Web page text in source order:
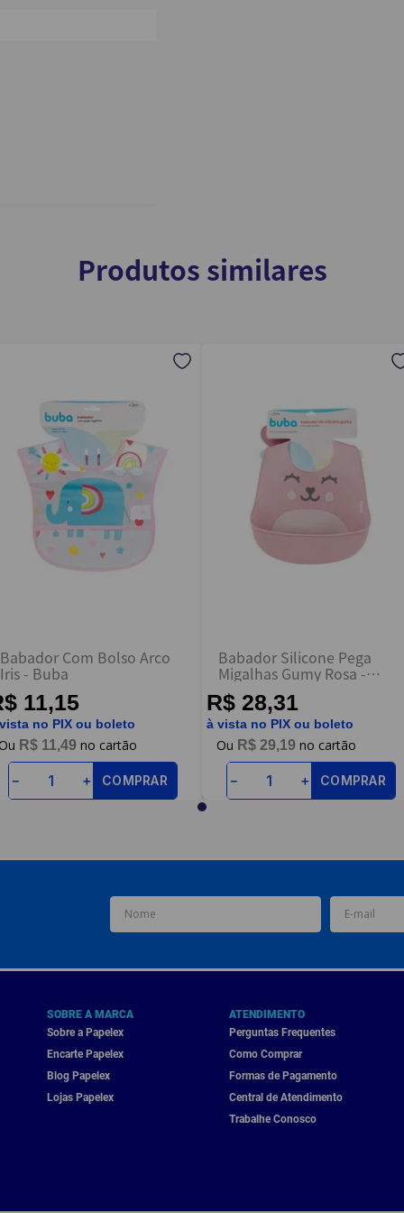
Produtos similares
Babador Com Bolso Arco
Iris - Buba
11,15
no PIX ou boleto
R$ 11,49
＋
－ COMPRAR
Babador Silicone Pega
Migalhas Gumy Rosa -
Buba
R$ 28,31
à vista no PIX ou boleto
R$ 29,19
＋
－ COMPRAR
SOBRE A MARCA
Sobre a Papelex
Encarte Papelex
Blog Papelex
Lojas Papelex
ATENDIMENTO
Perguntas Frequentes
Como Comprar
Formas de Pagamento
Central de Atendimento
Trabalhe Conosco